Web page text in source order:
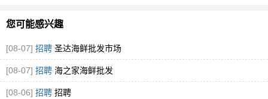
您可能感兴趣
[08-07] 招聘 圣达海鲜批发市场
[08-07] 招聘 海之家海鲜批发
[08-06] 招聘 招聘